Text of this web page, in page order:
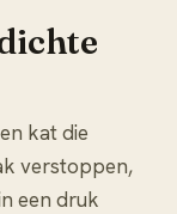
kat die
verstoppen,
een druk